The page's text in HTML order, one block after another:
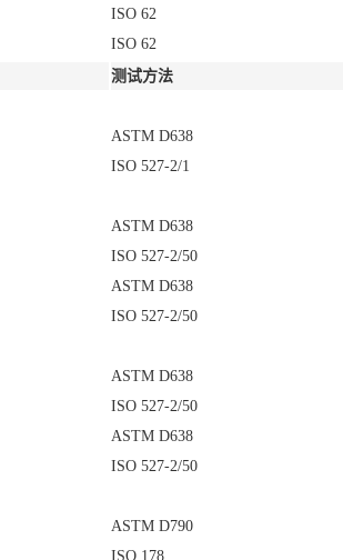
ISO 62
ISO 62
测试方法
ASTM D638
ISO 527-2/1
ASTM D638
ISO 527-2/50
ASTM D638
ISO 527-2/50
ASTM D638
ISO 527-2/50
ASTM D638
ISO 527-2/50
ASTM D790
ISO 178